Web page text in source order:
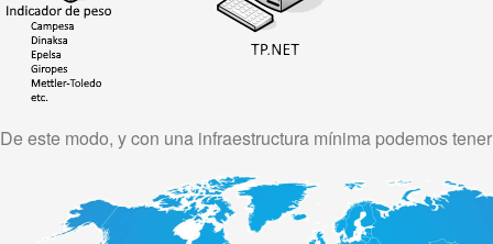
De este modo, y con una infraestructura mínima podemos